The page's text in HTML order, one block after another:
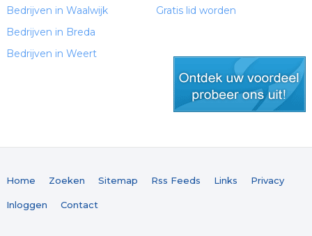
Bedrijven in Waalwijk
Bedrijven in Breda
Bedrijven in Weert
Gratis lid worden
Home Zoeken Sitemap Rss Feeds Links Privacy
Inloggen Contact